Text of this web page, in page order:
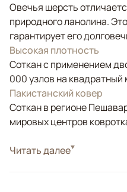
Овечья шерсть
природного ланолина.
гарантирует его
Высокая плотность
Соткан с применением
000 узлов на квадратный
Пакистанский ковер
Соткан в регионе
мировых центров
СтильКлассические
Читать далее